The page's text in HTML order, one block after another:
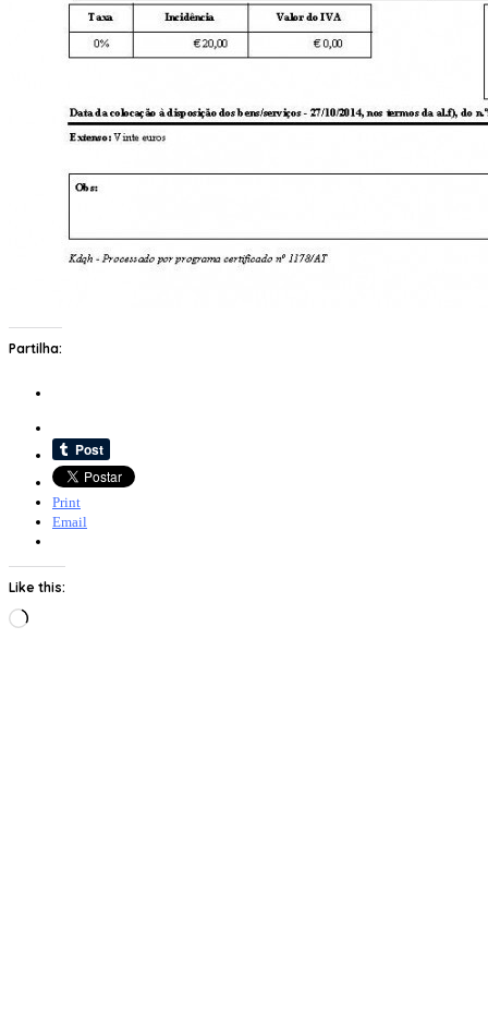
Partilha:
Print
Email
Like this:
Loading…